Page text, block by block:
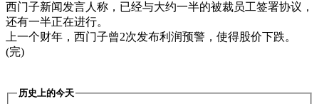
西门子新闻发言人称，已经与大约一半的被裁员工签署协议，
还有一半正在进行。
上一个财年，西门子曾2次发布利润预警，使得股价下跌。
(完)
历史上的今天